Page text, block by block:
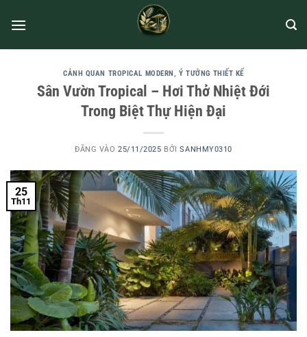
CẢNH QUAN TROPICAL MODERN,Ý TƯỞNG THIẾT KẾ
Sân Vườn Tropical – Hơi Thở Nhiệt Đới
Trong Biệt Thự Hiện Đại
ĐĂNG VÀO 25/11/2025 BỞISANHMY0310
25
Th11